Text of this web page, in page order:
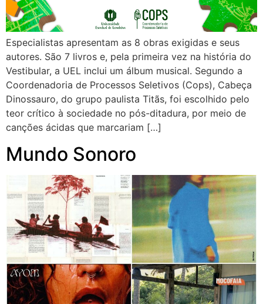
Especialistas apresentam as 8 obras exigidas e seus
autores. São 7 livros e, pela primeira vez na história do
Vestibular, a UEL inclui um álbum musical. Segundo a
Coordenadoria de Processos Seletivos (Cops), Cabeça
Dinossauro, do grupo paulista Titãs, foi escolhido pelo
teor crítico à sociedade no pós-ditadura, por meio de
canções ácidas que marcariam […]
Mundo Sonoro